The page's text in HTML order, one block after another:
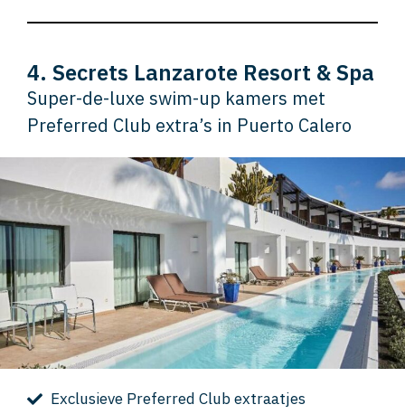
4. Secrets Lanzarote Resort & Spa
Super-de-luxe swim-up kamers met
Preferred Club extra’s in Puerto Calero
Exclusieve Preferred Club extraatjes